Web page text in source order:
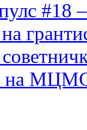
#18
на МЦМС